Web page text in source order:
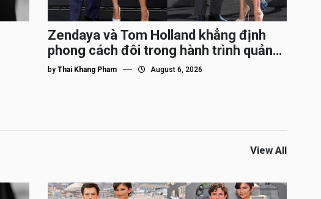
Zendaya và Tom Holland khẳng định
phong cách đôi trong hành trình quảng
bá Spider-Man
byThai Khang Pham August 6, 2026
View All